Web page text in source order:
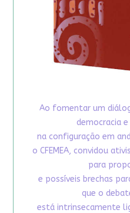
Ao fomentar um
democracia
na configuração em
o CFEMEA, convidou
para
e possíveis brechas
que o
está intrinsecamente